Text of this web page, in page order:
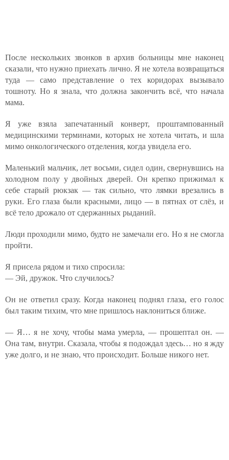
После нескольких звонков в архив больницы мне наконец
сказали, что нужно приехать лично. Я не хотела возвращаться
туда — само представление о тех коридорах вызывало
тошноту. Но я знала, что должна закончить всё, что начала
мама.
Я уже взяла запечатанный конверт, проштампованный
медицинскими терминами, которых не хотела читать, и шла
мимо онкологического отделения, когда увидела его.
Маленький мальчик, лет восьми, сидел один, свернувшись на
холодном полу у двойных дверей. Он крепко прижимал к
себе старый рюкзак — так сильно, что лямки врезались в
руки. Его глаза были красными, лицо — в пятнах от слёз, и
всё тело дрожало от сдержанных рыданий.
Люди проходили мимо, будто не замечали его. Но я не смогла
пройти.
Я присела рядом и тихо спросила:
— Эй, дружок. Что случилось?
Он не ответил сразу. Когда наконец поднял глаза, его голос
был таким тихим, что мне пришлось наклониться ближе.
— Я… я не хочу, чтобы мама умерла, — прошептал он. —
Она там, внутри. Сказала, чтобы я подождал здесь… но я жду
уже долго, и не знаю, что происходит. Больше никого нет.